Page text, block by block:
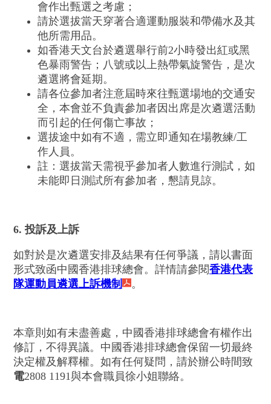
會作出甄選之考慮；
請於選拔當天穿著合適運動服裝和帶備水及其
他所需用品。
如香港天文台於遴選舉行前2小時發出紅或黑
色暴雨警告；八號或以上熱帶氣旋警告，是次
遴選將會延期。
請各位參加者注意屆時來往甄選場地的交通安
全，本會並不負責參加者因出席是次遴選活動
而引起的任何傷亡事故；
選拔途中如有不適，需立即通知在場教練/工
作人員。
註：選拔當天需視乎參加者人數進行測試，如
未能即日測試所有參加者，懇請見諒。
6. 投訴及上訴
如對於是次遴選安排及結果有任何爭議，請以書面
形式致函中國香港排球總會。詳情請參閱香港代表
隊運動員遴選上訴機制
。
本章則如有未盡善處，中國香港排球總會有權作出
修訂，不得異議。中國香港排球總會保留一切最終
決定權及解釋權。如有任何疑問，請於辦公時間致
電2808 1191與本會職員徐小姐聯絡。